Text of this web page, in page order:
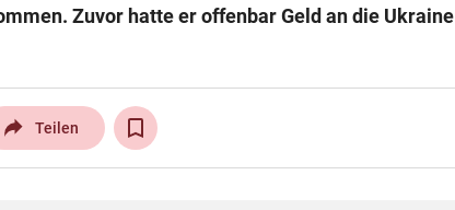
Zuvor hatte er offenbar Geld an die Ukraine
Teilen